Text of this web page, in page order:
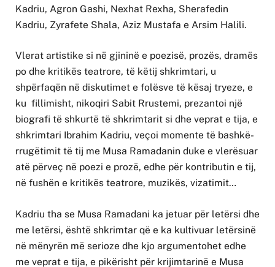
Kadriu, Agron Gashi, Nexhat Rexha, Sherafedin
Kadriu, Zyrafete Shala, Aziz Mustafa e Arsim Halili.
Vlerat artistike si në gjininë e poezisë, prozës, dramës
po dhe kritikës teatrore, të këtij shkrimtari, u
shpërfaqën në diskutimet e folësve të kësaj tryeze, e
ku fillimisht, nikoqiri Sabit Rrustemi, prezantoi një
biografi të shkurtë të shkrimtarit si dhe veprat e tija, e
shkrimtari Ibrahim Kadriu, veçoi momente të bashkë-
rrugëtimit të tij me Musa Ramadanin duke e vlerësuar
atë përveç në poezi e prozë, edhe për kontributin e tij,
në fushën e kritikës teatrore, muzikës, vizatimit…
Kadriu tha se Musa Ramadani ka jetuar për letërsi dhe
me letërsi, është shkrimtar që e ka kultivuar letërsinë
në mënyrën më serioze dhe kjo argumentohet edhe
me veprat e tija, e pikërisht për krijimtarinë e Musa